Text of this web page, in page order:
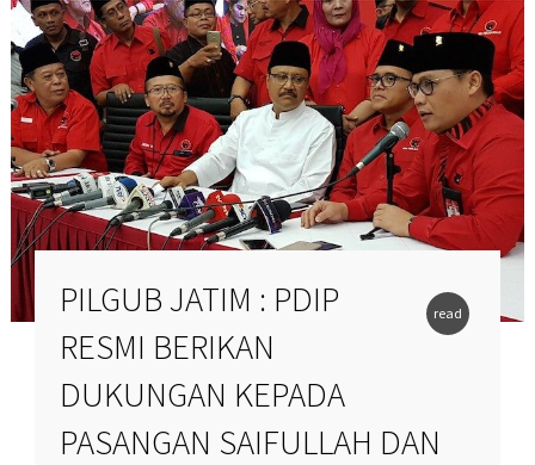
read
PILGUB JATIM : PDIP
RESMI BERIKAN
DUKUNGAN KEPADA
PASANGAN SAIFULLAH DAN